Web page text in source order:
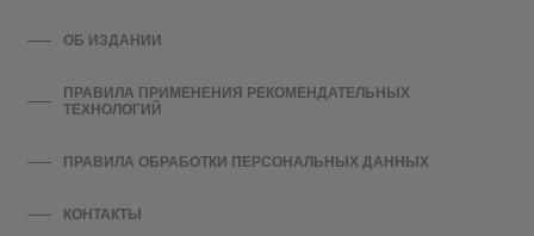
ОБ ИЗДАНИИ
ПРАВИЛА ПРИМЕНЕНИЯ РЕКОМЕНДАТЕЛЬНЫХ
ТЕХНОЛОГИЙ
ПРАВИЛА ОБРАБОТКИ ПЕРСОНАЛЬНЫХ ДАННЫХ
КОНТАКТЫ